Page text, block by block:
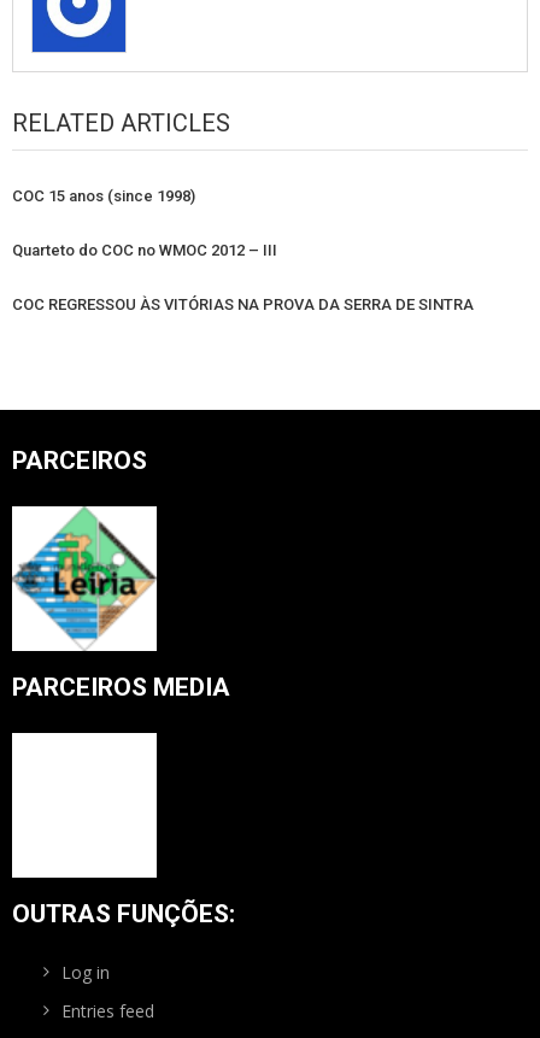
RELATED ARTICLES
COC 15 anos (since 1998)
Quarteto do COC no WMOC 2012 – III
COC REGRESSOU ÀS VITÓRIAS NA PROVA DA SERRA DE SINTRA
PARCEIROS
PARCEIROS MEDIA
OUTRAS FUNÇÕES:
Log in
Entries feed